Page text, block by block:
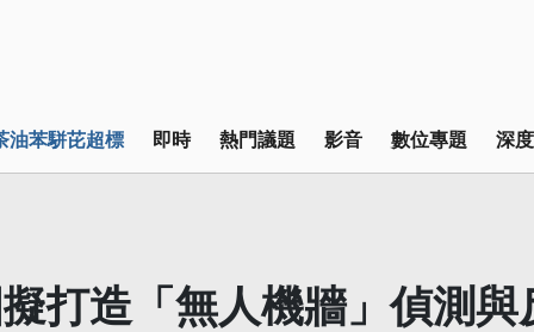
油苯駢芘超標 即時 熱門議題 影音 數位專題 深
打造「無人機牆」偵測與